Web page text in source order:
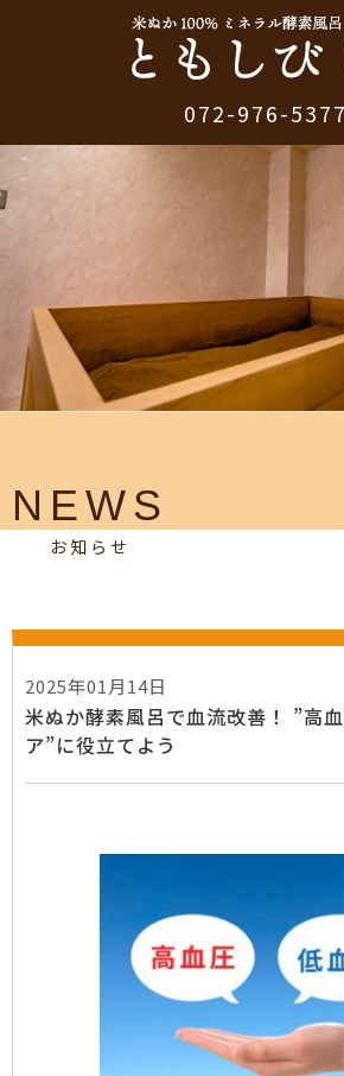
072-976-5377
NEWS
お知らせ
2025年01月14日
米ぬか酵素風呂で血流改善！ ”高
ア”に役立てよう